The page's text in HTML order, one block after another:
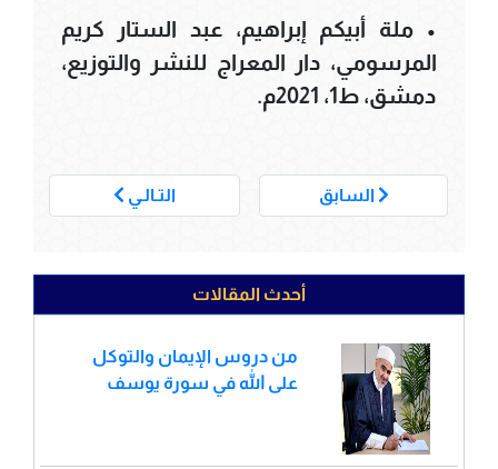
• ملة أبيكم إبراهيم، عبد الستار كريم
المرسومي، دار المعراج للنشر والتوزيع،
دمشق، ط1، 2021م.
السابق التـالـي
أحدث المقالات
من دروس الإيمان والتوكل
على الله في سورة يوسف